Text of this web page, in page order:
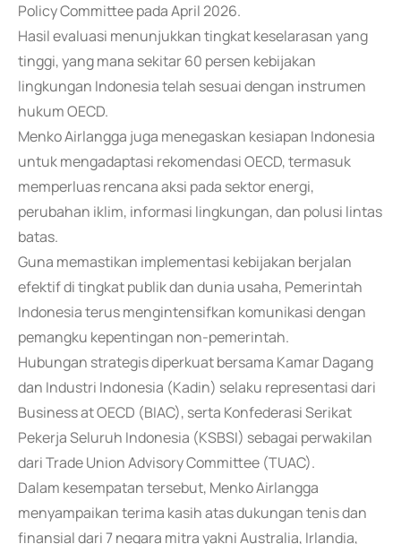
Policy Committee pada April 2026.
Hasil evaluasi menunjukkan tingkat keselarasan yang
tinggi, yang mana sekitar 60 persen kebijakan
lingkungan Indonesia telah sesuai dengan instrumen
hukum OECD.
Menko Airlangga juga menegaskan kesiapan Indonesia
untuk mengadaptasi rekomendasi OECD, termasuk
memperluas rencana aksi pada sektor energi,
perubahan iklim, informasi lingkungan, dan polusi lintas
batas.
Guna memastikan implementasi kebijakan berjalan
efektif di tingkat publik dan dunia usaha, Pemerintah
Indonesia terus mengintensifkan komunikasi dengan
pemangku kepentingan non-pemerintah.
Hubungan strategis diperkuat bersama Kamar Dagang
dan Industri Indonesia (Kadin) selaku representasi dari
Business at OECD (BIAC), serta Konfederasi Serikat
Pekerja Seluruh Indonesia (KSBSI) sebagai perwakilan
dari Trade Union Advisory Committee (TUAC).
Dalam kesempatan tersebut, Menko Airlangga
menyampaikan terima kasih atas dukungan tenis dan
finansial dari 7 negara mitra yakni Australia, Irlandia,